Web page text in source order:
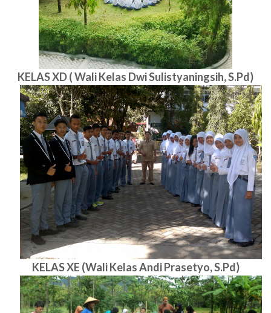
KELAS XD ( Wali Kelas Dwi Sulistyaningsih, S.Pd)
KELAS XE (Wali Kelas Andi Prasetyo, S.Pd)